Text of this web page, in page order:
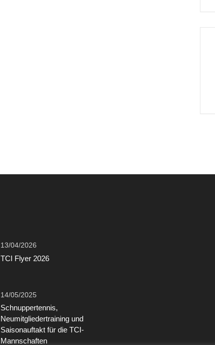
13/04/2026
TCI Flyer 2026
14/05/2025
Schnuppertennis,
Neumitgliedertraining und
Saisonauftakt für die TCI-
Mannschaften